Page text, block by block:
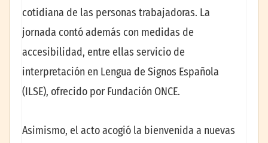
cotidiana de las personas trabajadoras. La
jornada contó además con medidas de
accesibilidad, entre ellas servicio de
interpretación en Lengua de Signos Española
(ILSE), ofrecido por Fundación ONCE.
Asimismo, el acto acogió la bienvenida a nuevas